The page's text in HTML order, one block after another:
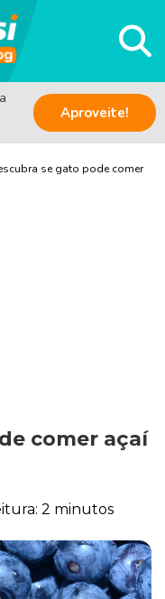
Aproveite!
se gato pode comer
comer açaí
2 minutos